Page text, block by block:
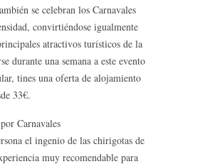
se celebran los Carnavales
convirtiéndose igualmente
atractivos turísticos de la
durante una semana a este evento
tines una oferta de alojamiento
33€.
Carnavales
el ingenio de las chirigotas de
muy recomendable para